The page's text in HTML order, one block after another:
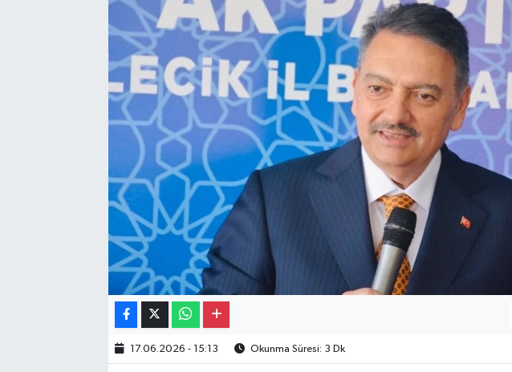
17.06.2026 - 15:13 Okunma Süresi: 3 Dk